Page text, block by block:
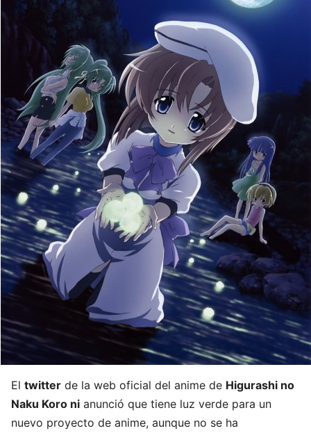
El twitter de la web oficial del anime de Higurashi no
Naku Koro ni anunció que tiene luz verde para un
nuevo proyecto de anime, aunque no se ha